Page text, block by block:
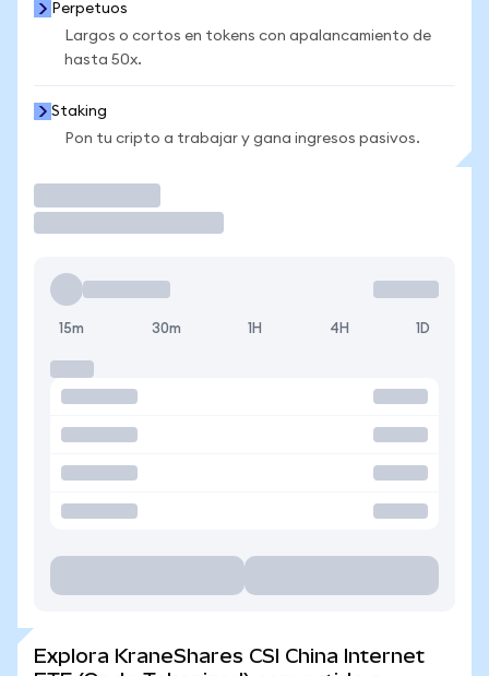
Perpetuos
Largos o cortos en tokens con apalancamiento de
hasta 50x.
Staking
Pon tu cripto a trabajar y gana ingresos pasivos.
15m 30m 1H 4H 1D
Explora KraneShares CSI China Internet